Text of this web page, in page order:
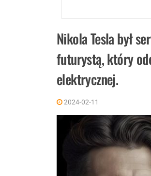
Nikola Tesla był
futurystą, który
elektrycznej.
2024-02-11